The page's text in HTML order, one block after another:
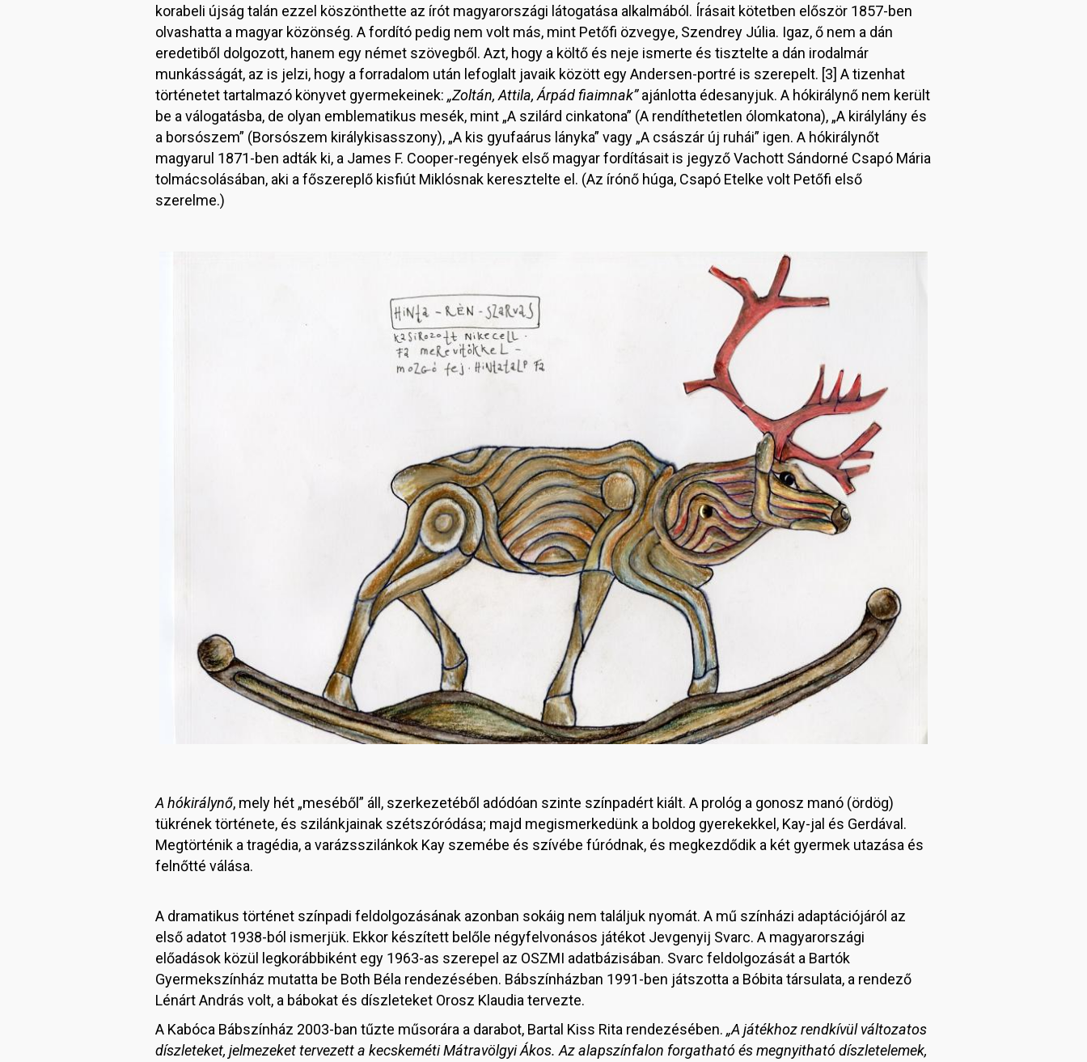
korabeli újság talán ezzel köszönthette az írót magyarországi látogatása alkalmából. Írásait kötetben először 1857-ben
olvashatta a magyar közönség. A fordító pedig nem volt más, mint Petőfi özvegye, Szendrey Júlia. Igaz, ő nem a dán
eredetiből dolgozott, hanem egy német szövegből. Azt, hogy a költő és neje ismerte és tisztelte a dán irodalmár
munkásságát, az is jelzi, hogy a forradalom után lefoglalt javaik között egy Andersen-portré is szerepelt. [3] A tizenhat
történetet tartalmazó könyvet gyermekeinek: „Zoltán, Attila, Árpád fiaimnak”ajánlotta édesanyjuk. A hókirálynő nem került
be a válogatásba, de olyan emblematikus mesék, mint „A szilárd cinkatona” (A rendíthetetlen ólomkatona), „A királylány és
a borsószem” (Borsószem királykisasszony), „A kis gyufaárus lányka” vagy „A császár új ruhái” igen. A hókirálynőt
magyarul 1871-ben adták ki, a James F. Cooper-regények első magyar fordításait is jegyző Vachott Sándorné Csapó Mária
tolmácsolásában, aki a főszereplő kisfiút Miklósnak keresztelte el. (Az írónő húga, Csapó Etelke volt Petőfi első
szerelme.)
A hókirálynő, mely hét „meséből” áll, szerkezetéből adódóan szinte színpadért kiált. A prológ a gonosz manó (ördög)
tükrének története, és szilánkjainak szétszóródása; majd megismerkedünk a boldog gyerekekkel, Kay-jal és Gerdával.
Megtörténik a tragédia, a varázsszilánkok Kay szemébe és szívébe fúródnak, és megkezdődik a két gyermek utazása és
felnőtté válása.
A dramatikus történet színpadi feldolgozásának azonban sokáig nem találjuk nyomát. A mű színházi adaptációjáról az
első adatot 1938-ból ismerjük. Ekkor készített belőle négyfelvonásos játékot Jevgenyij Svarc. A magyarországi
előadások közül legkorábbiként egy 1963-as szerepel az OSZMI adatbázisában. Svarc feldolgozását a Bartók
Gyermekszínház mutatta be Both Béla rendezésében. Bábszínházban 1991-ben játszotta a Bóbita társulata, a rendező
Lénárt András volt, a bábokat és díszleteket Orosz Klaudia tervezte.
A Kabóca Bábszínház 2003-ban tűzte műsorára a darabot, Bartal Kiss Rita rendezésében. „A játékhoz rendkívül változatos
díszleteket, jelmezeket tervezett a kecskeméti Mátravölgyi Ákos. Az alapszínfalon forgatható és megnyitható díszletelemek,